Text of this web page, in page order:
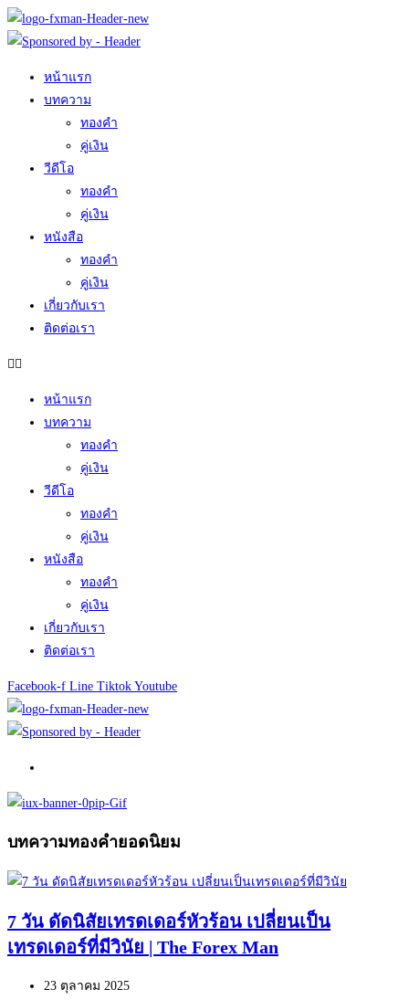
Skip
to
หน้าแรก
บทความ
ทองคำ
คู่เงิน
วีดีโอ
ทองคำ
คู่เงิน
หนังสือ
ทองคำ
คู่เงิน
เกี่ยวกับเรา
ติดต่อเรา
หน้าแรก
บทความ
ทองคำ
คู่เงิน
วีดีโอ
ทองคำ
คู่เงิน
หนังสือ
ทองคำ
คู่เงิน
เกี่ยวกับเรา
ติดต่อเรา
Facebook-f Line Tiktok Youtube
บทความทองคำยอดนิยม
7 วัน ดัดนิสัยเทรดเดอร์หัวร้อน เปลี่ยนเป็น
เทรดเดอร์ที่มีวินัย | The Forex Man
23 ตุลาคม 2025